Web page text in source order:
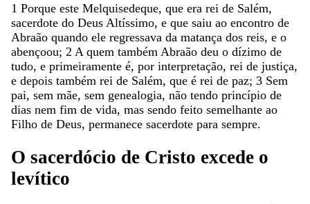
1 Porque este Melquisedeque, que era rei de Salém,
sacerdote do Deus Altíssimo, e que saiu ao encontro de
Abraão quando ele regressava da matança dos reis, e o
abençoou; 2 A quem também Abraão deu o dízimo de
tudo, e primeiramente é, por interpretação, rei de justiça,
e depois também rei de Salém, que é rei de paz; 3 Sem
pai, sem mãe, sem genealogia, não tendo princípio de
dias nem fim de vida, mas sendo feito semelhante ao
Filho de Deus, permanece sacerdote para sempre.
O sacerdócio de Cristo excede o
levítico